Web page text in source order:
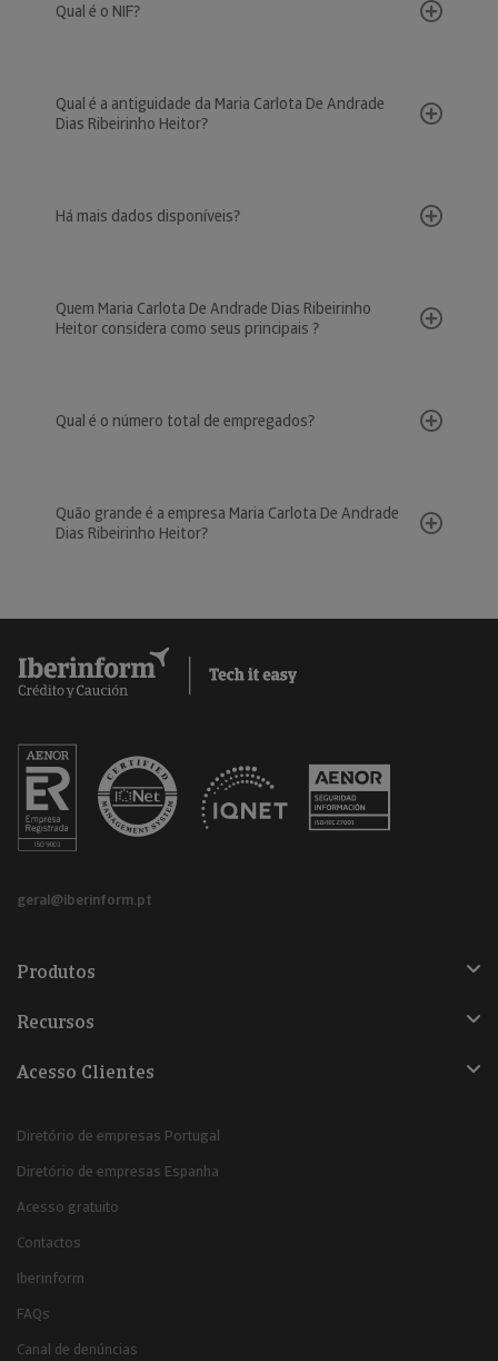
Qual é o NIF?
Qual é a antiguidade da Maria Carlota De Andrade
Dias Ribeirinho Heitor?
Há mais dados disponíveis?
Quem Maria Carlota De Andrade Dias Ribeirinho
Heitor considera como seus principais ?
Qual é o número total de empregados?
Quão grande é a empresa Maria Carlota De Andrade
Dias Ribeirinho Heitor?
geral@iberinform.pt
Produtos
Recursos
Acesso Clientes
Diretório de empresas Portugal
Diretório de empresas Espanha
Acesso gratuito
Contactos
Iberinform
FAQs
Canal de denúncias